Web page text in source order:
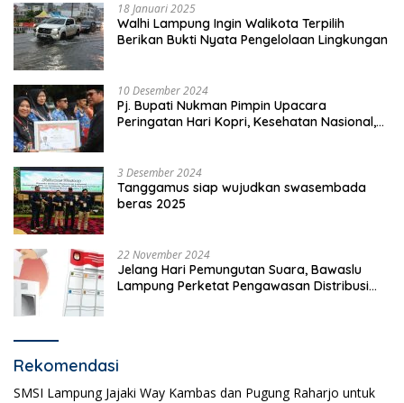
18 Januari 2025
Walhi Lampung Ingin Walikota Terpilih
Berikan Bukti Nyata Pengelolaan Lingkungan
10 Desember 2024
Pj. Bupati Nukman Pimpin Upacara
Peringatan Hari Kopri, Kesehatan Nasional,
3 Desember 2024
Tanggamus siap wujudkan swasembada
beras 2025
22 November 2024
Jelang Hari Pemungutan Suara, Bawaslu
Lampung Perketat Pengawasan Distribusi
Rekomendasi
SMSI Lampung Jajaki Way Kambas dan Pugung Raharjo untuk